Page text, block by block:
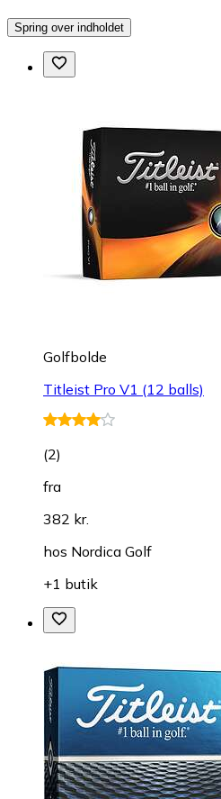
Spring over indholdet
Golfbolde
Titleist Pro V1 (12 balls)
(2)
fra
382 kr.
hos Nordica Golf
+1 butik